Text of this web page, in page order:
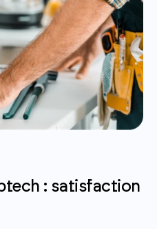
: satisfaction